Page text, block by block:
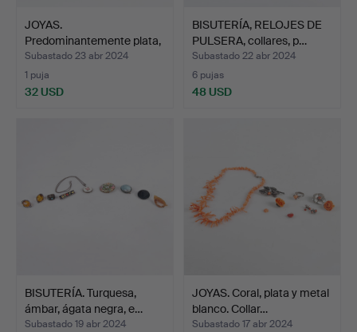
JOYAS.
Predominantemente plata,
cadenas, p…
Subastado 23 abr 2024
1 puja
32 USD
BISUTERÍA, RELOJES DE
PULSERA, collares, p…
Subastado 22 abr 2024
6 pujas
48 USD
BISUTERÍA. Turquesa,
ámbar, ágata negra, e…
Subastado 19 abr 2024
JOYAS. Coral, plata y metal
blanco. Collar…
Subastado 17 abr 2024